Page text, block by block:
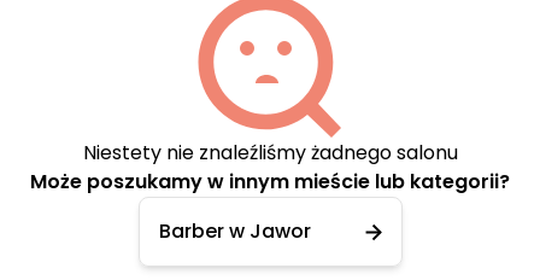
Niestety nie znaleźliśmy żadnego salonu
Może poszukamy w innym mieście lub kategorii?
Barber w Jawor